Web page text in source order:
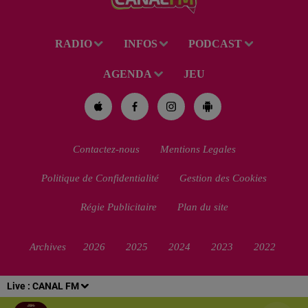
Live : CANAL FM
RADIO INFOS PODCAST
AGENDA JEU
Contactez-nous Mentions Legales
Politique de Confidentialité Gestion des Cookies
Régie Publicitaire Plan du site
Archives 2026 2025 2024 2023 2022